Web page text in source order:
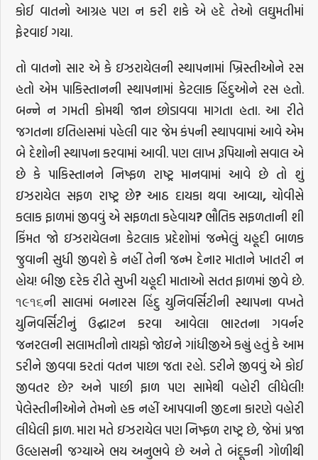
કોઈ વાતનો આગ્રહ પણ ન કરી શકે એ હદે તેઓ લઘુમતીમાં
ફેરવાઈ ગયા.
તો વાતનો સાર એ કે ઇઝરાયેલની સ્થાપનામાં ખ્રિસ્તીઓને રસ
હતો એમ પાકિસ્તાનની સ્થાપનામાં કેટલાક હિંદુઓને રસ હતો.
બન્ને ન ગમતી કોમથી જાન છોડાવવા માગતા હતા. આ રીતે
જગતના ઇતિહાસમાં પહેલી વાર જેમ કંપની સ્થાપવામાં આવે એમ
બે દેશોની સ્થાપના કરવામાં આવી. પણ લાખ રૂપિયાનો સવાલ એ
છે કે પાકિસ્તાનને નિષ્ફળ રાષ્ટ્ર માનવામાં આવે છે તો શું
ઇઝરાયેલ સફળ રાષ્ટ્ર છે?આઠ દાયકા થવા આવ્યા,ચોવીસે
કલાક ફાળમાં જીવવું એ સફળતા કહેવાય?ભૌતિક સફળતાની શી
કિંમત જો ઇઝરાયેલના કેટલાક પ્રદેશોમાં જન્મેલું યહૂદી બાળક
જુવાની સુધી જીવશે કે નહીં તેની જન્મ દેનાર માતાને ખાતરી ન
હોય! બીજી દરેક રીતે સુખી યહૂદી માતાઓ સતત ફાળમાં જીવે છે.
૧૯૧૬ની સાલમાં બનારસ હિંદુ યુનિવર્સિટીની સ્થાપના વખતે
યુનિવર્સિટીનું ઉદ્ઘાટન કરવા આવેલા ભારતના ગવર્નર
જનરલની સલામતીનો તાયફો જોઇને ગાંધીજીએ કહ્યું હતું કે આમ
ડરીને જીવવા કરતાં વતન પાછા જતા રહો. ડરીને જીવવું એ કોઈ
જીવતર છે? અને પાછી ફાળ પણ સામેથી વહોરી લીધેલી!
પેલેસ્તીનીઓને તેમનો હક નહીં આપવાની જીદના કારણે વહોરી
લીધેલી ફાળ. મારા મતે ઇઝરાયેલ પણ નિષ્ફળ રાષ્ટ્ર છે, જેમાં પ્રજા
ઉલ્હાસની જગ્યાએ ભય અનુભવે છે અને તે બંદૂકની ગોળીથી